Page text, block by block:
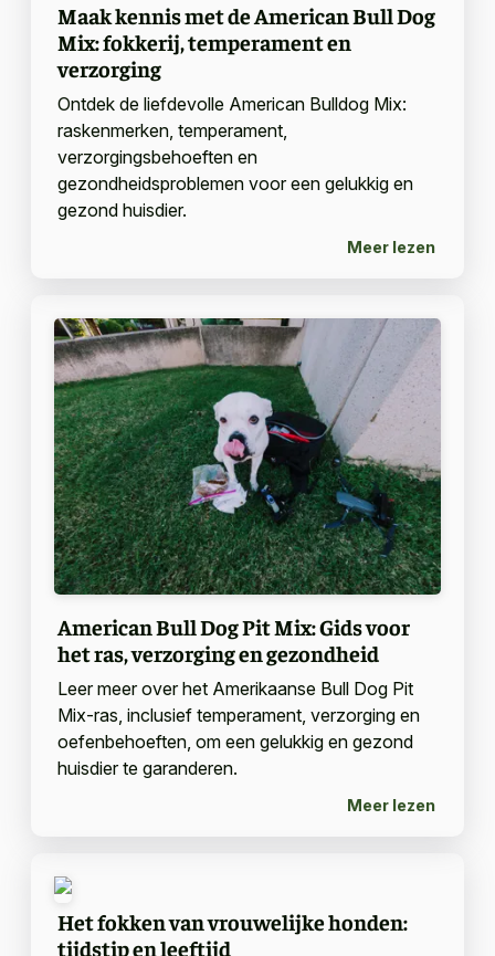
Maak kennis met de American Bull Dog
Mix: fokkerij, temperament en
verzorging
Ontdek de liefdevolle American Bulldog Mix:
raskenmerken, temperament,
verzorgingsbehoeften en
gezondheidsproblemen voor een gelukkig en
gezond huisdier.
Meer lezen
American Bull Dog Pit Mix: Gids voor
het ras, verzorging en gezondheid
Leer meer over het Amerikaanse Bull Dog Pit
Mix-ras, inclusief temperament, verzorging en
oefenbehoeften, om een gelukkig en gezond
huisdier te garanderen.
Meer lezen
Het fokken van vrouwelijke honden:
tijdstip en leeftijd